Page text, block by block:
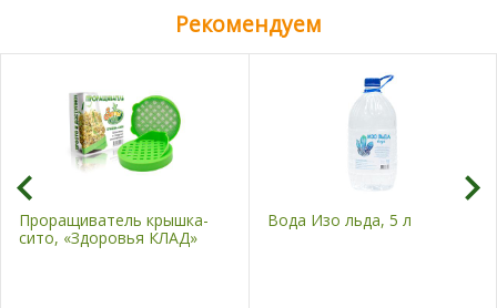
Рекомендуем
Проращиватель крышка-
сито, «Здоровья КЛАД»
Вода Изо льда, 5 л